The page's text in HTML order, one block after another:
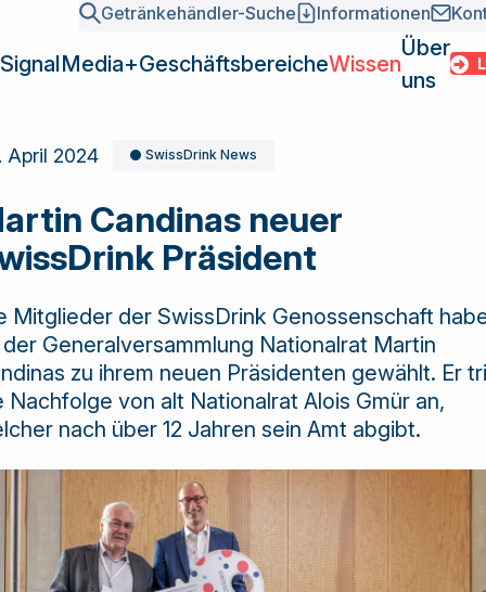
Getränkehändler-Suche Informationen
SignalMedia+
Übersicht
Media
Gamification
Academy
Services
Marktbearbeitung 2026
Marktbearbeitung 2027
Zentrale Warenwirtschaft (ZWW)
Geschäftsbereiche
Hersteller
Gastronomie /
Kettenbetriebe
Verbundgruppe
der
ist Bindeglied
zwischen
Grossisten und
Lieferanten und
bietet eine
Vielzahl von
Wissen
News
DIGITALDRINK Market-Report
Über
uns
Mission und Fakten
Sektionen
Geschichte
LOGIN
April 2024 SwissDrink News
Candinas neuer
Präsident
Mitglieder der SwissDrink Genossenschaft
Generalversammlung Nationalrat Martin
zu ihrem neuen Präsidenten gewählt. Er
Nachfolge von alt Nationalrat Alois Gmür an,
nach über 12 Jahren sein Amt abgibt.
Kontakt